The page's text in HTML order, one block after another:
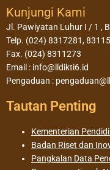
Kunjungi Kami
Jl. Pawiyatan Luhur I / 1 ,
Telp. (024) 8317281,
Fax. (024) 8311273
Email : info@lldikti6.id
Pengaduan :
Tautan Penting
Kementerian
Badan Riset dan
Pangkalan Data